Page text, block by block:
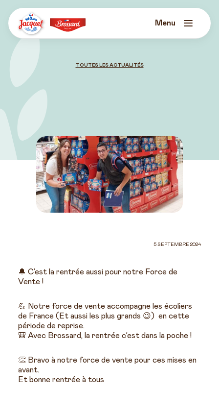
content
Jacquet
Menu
TOUTES LES ACTUALITÉS
5 SEPTEMBRE 2024
🔔 C’est la rentrée aussi pour notre Force de
Vente !
💪 Notre force de vente accompagne les écoliers
de France (Et aussi les plus grands 😉) en cette
période de reprise.
🎒 Avec Brossard, la rentrée c’est dans la poche !
👏 Bravo à notre force de vente pour ces mises en
avant.
Et bonne rentrée à tous